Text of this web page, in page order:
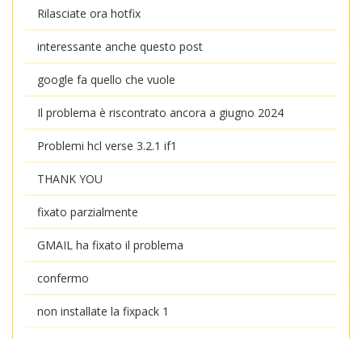
Rilasciate ora hotfix
interessante anche questo post
google fa quello che vuole
Il problema è riscontrato ancora a giugno 2024
Problemi hcl verse 3.2.1 if1
THANK YOU
fixato parzialmente
GMAIL ha fixato il problema
confermo
non installate la fixpack 1